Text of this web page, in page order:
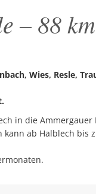
– 88 km
Wies, Resle,
in die
ab Halblech bis